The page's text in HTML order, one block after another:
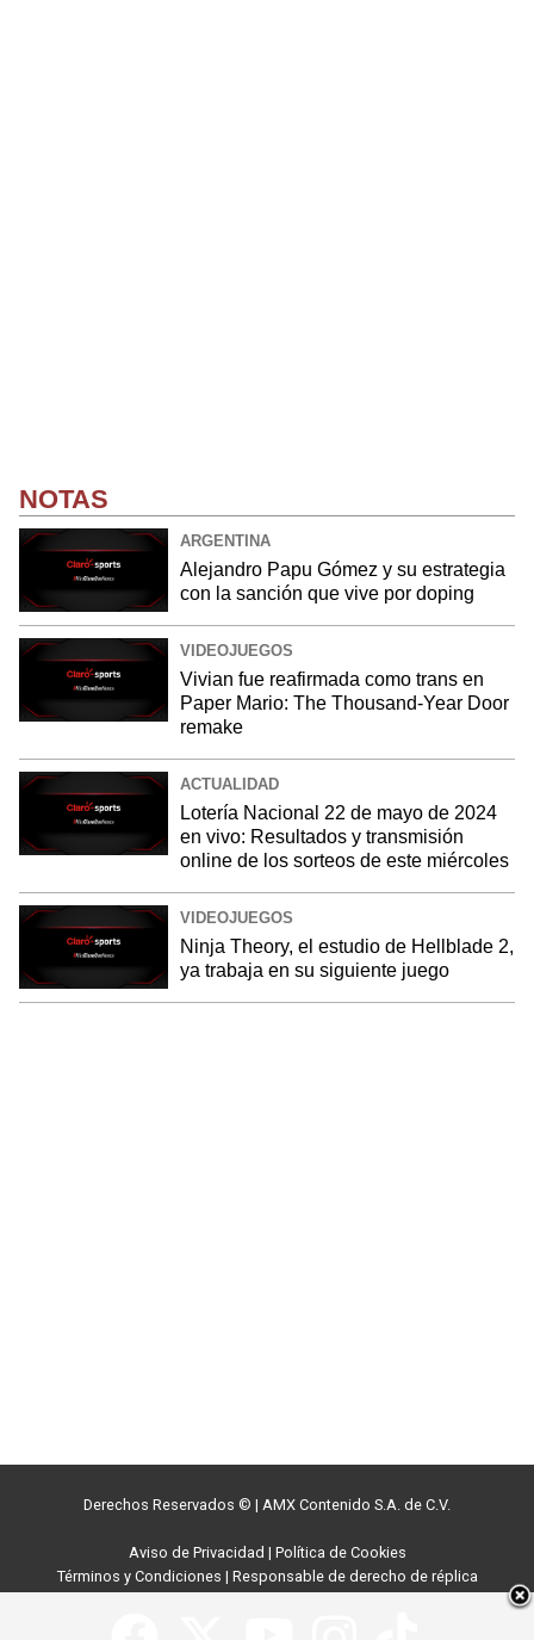
NOTAS
ARGENTINA
Alejandro Papu Gómez y su estrategia
con la sanción que vive por doping
VIDEOJUEGOS
Vivian fue reafirmada como trans en
Paper Mario: The Thousand-Year Door
remake
ACTUALIDAD
Lotería Nacional 22 de mayo de 2024
en vivo: Resultados y transmisión
online de los sorteos de este miércoles
VIDEOJUEGOS
Ninja Theory, el estudio de Hellblade 2,
ya trabaja en su siguiente juego
Derechos Reservados © | AMX Contenido S.A. de C.V.
Aviso de Privacidad | Política de Cookies
Términos y Condiciones | Responsable de derecho de réplica